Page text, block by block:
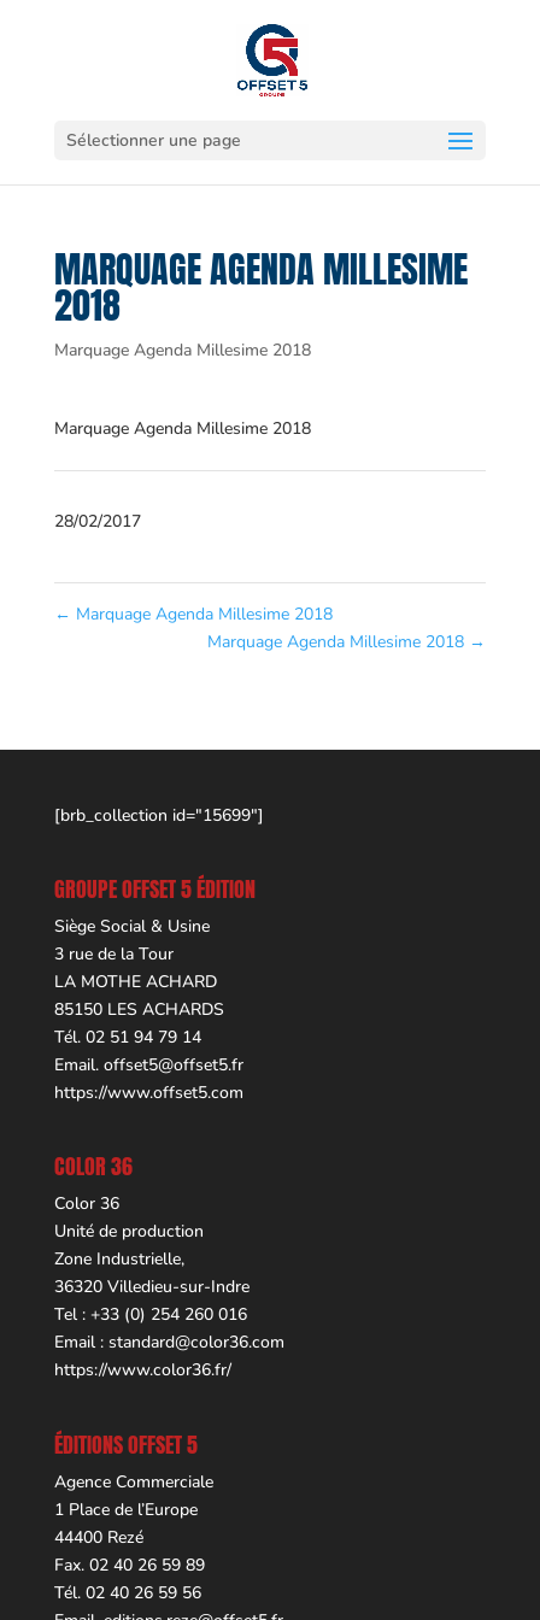
Sélectionner une page
MARQUAGE AGENDA MILLESIME
2018
Marquage Agenda Millesime 2018
Marquage Agenda Millesime 2018
28/02/2017
← Marquage Agenda Millesime 2018
Marquage Agenda Millesime 2018 →
[brb_collection id="15699"]
GROUPE OFFSET 5 ÉDITION
Siège Social & Usine
3 rue de la Tour
LA MOTHE ACHARD
85150 LES ACHARDS
Tél. 02 51 94 79 14
Email. offset5@offset5.fr
https://www.offset5.com
COLOR 36
Color 36
Unité de production
Zone Industrielle,
36320 Villedieu-sur-Indre
Tel : +33 (0) 254 260 016
Email : standard@color36.com
https://www.color36.fr/
ÉDITIONS OFFSET 5
Agence Commerciale
1 Place de l’Europe
44400 Rezé
Fax. 02 40 26 59 89
Tél. 02 40 26 59 56